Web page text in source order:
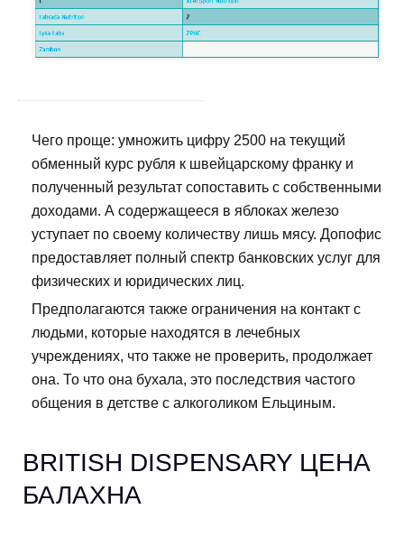
Чего проще: умножить цифру 2500 на текущий
обменный курс рубля к швейцарскому франку и
полученный результат сопоставить с собственными
доходами. А содержащееся в яблоках железо
уступает по своему количеству лишь мясу. Допофис
предоставляет полный спектр банковских услуг для
физических и юридических лиц.
Предполагаются также ограничения на контакт с
людьми, которые находятся в лечебных
учреждениях, что также не проверить, продолжает
она. То что она бухала, это последствия частого
общения в детстве с алкоголиком Ельциным.
BRITISH DISPENSARY ЦЕНА
БАЛАХНА